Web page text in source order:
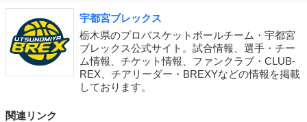
宇都宮ブレックス
栃木県のプロバスケットボールチーム・宇都宮
ブレックス公式サイト。試合情報、選手・チー
ム情報、チケット情報、ファンクラブ・CLUB-
REX、チアリーダー・BREXYなどの情報を掲載
しております。
関連リンク